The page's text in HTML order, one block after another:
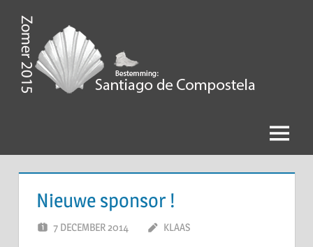
naar
inhoudZomer
2015,
Santiago
Menu
Nieuwe sponsor !
7 DECEMBER 2014 KLAAS